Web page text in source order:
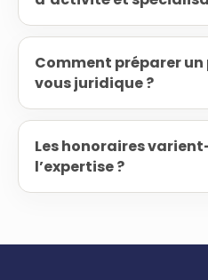
Comment préparer
vous juridique ?
Les honoraires
l’expertise ?